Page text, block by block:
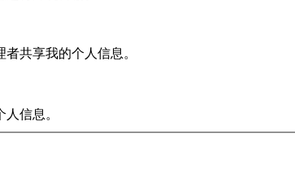
共享我的个人信息。
信息。